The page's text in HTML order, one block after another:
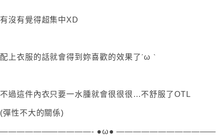
有沒有覺得超集中XD
配上衣服的話就會得到妳喜歡的效果了ˊω ˋ
不過這件內衣只要一水腫就會很很很…不舒服了OTL
(彈性不大的關係)
———————————- ●ω● ————————————